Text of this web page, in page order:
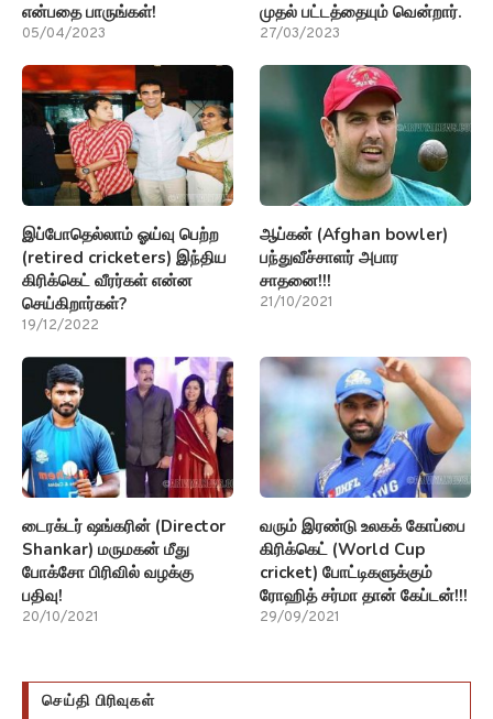
என்பதை பாருங்கள்!
05/04/2023
முதல் பட்டத்தையும் வென்றார்.
27/03/2023
இப்போதெல்லாம் ஓய்வு பெற்ற
(retired cricketers) இந்திய
கிரிக்கெட் வீரர்கள் என்ன
செய்கிறார்கள்?
19/12/2022
ஆப்கன் (Afghan bowler)
பந்துவீச்சாளர் அபார
சாதனை!!!
21/10/2021
டைரக்டர் ஷங்கரின் (Director
Shankar) மருமகன் மீது
போக்சோ பிரிவில் வழக்கு
பதிவு!
20/10/2021
வரும் இரண்டு உலகக் கோப்பை
கிரிக்கெட் (World Cup
cricket) போட்டிகளுக்கும்
ரோஹித் சர்மா தான் கேப்டன்!!!
29/09/2021
செய்தி பிரிவுகள்